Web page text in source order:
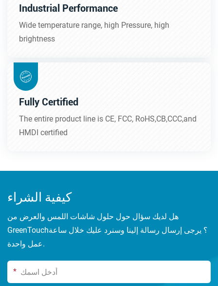
Industrial Performance
Wide temperature range, high Pressure, high
brightness
Fully Certified
The entire product line is CE, FCC, RoHS,CB,CCC,and
HMDI certified
كيفية الشراء
هل لديك سؤال حول حلول شاشات اللمس والعرض من
GreenTouch؟ يرجى إرسال رسالة إلينا وسنرد عليك خلال ساعة
عمل واحدة.
*